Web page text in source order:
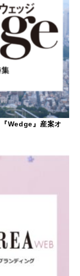
Wedge』産案オ